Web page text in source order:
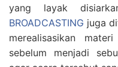
yang layak
BROADCASTING juga
merealisasikan
sebelum menjadi